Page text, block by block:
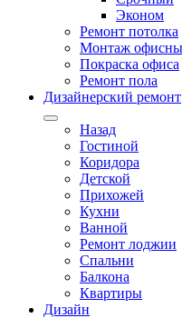
Эконом
Ремонт потолка
Монтаж
Покраска офиса
Ремонт пола
Дизайнерский ремонт
Назад
Гостиной
Коридора
Детской
Прихожей
Кухни
Ванной
Ремонт лоджии
Спальни
Балкона
Квартиры
Дизайн